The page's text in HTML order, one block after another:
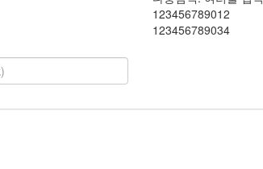
123456789012
123456789034